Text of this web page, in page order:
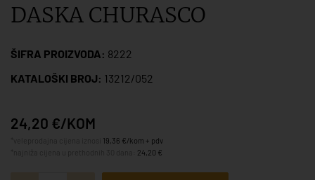
DASKA CHURASCO
ŠIFRA PROIZVODA: 8222
KATALOŠKI BROJ: 13212/052
24,20 €/KOM
19,36 €/kom + pdv
24,20 €